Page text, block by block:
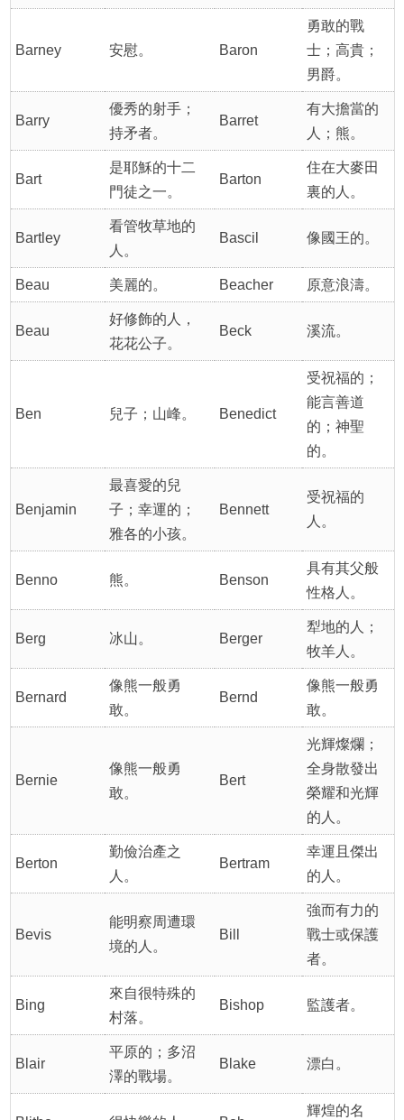
Barney 安慰。 Baron
勇敢的戰
士；高貴；
男爵。
Barry
優秀的射手；
持矛者。
Barret
有大擔當的
人；熊。
Bart
是耶穌的十二
門徒之一。
Barton
住在大麥田
裏的人。
Bartley
看管牧草地的
人。
Bascil 像國王的。
Beau 美麗的。 Beacher 原意浪濤。
Beau
好修飾的人，
花花公子。
Beck 溪流。
Ben 兒子；山峰。 Benedict
受祝福的；
能言善道
的；神聖
的。
Benjamin
最喜愛的兒
子；幸運的；
雅各的小孩。
Bennett
受祝福的
人。
Benno 熊。 Benson
具有其父般
性格人。
Berg 冰山。 Berger
犁地的人；
牧羊人。
Bernard
像熊一般勇
敢。
Bernd
像熊一般勇
敢。
Bernie
像熊一般勇
敢。
Bert
光輝燦爛；
全身散發出
榮耀和光輝
的人。
Berton
勤儉治產之
人。
Bertram
幸運且傑出
的人。
Bevis
能明察周遭環
境的人。
Bill
強而有力的
戰士或保護
者。
Bing
來自很特殊的
村落。
Bishop 監護者。
Blair
平原的；多沼
澤的戰場。
Blake 漂白。
輝煌的名